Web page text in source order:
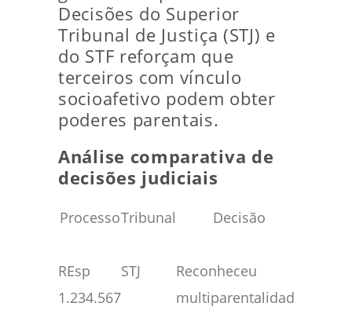
Decisões do Superior
Tribunal de Justiça (STJ) e
do STF reforçam que
terceiros com vínculo
socioafetivo podem obter
poderes parentais.
Análise comparativa de
decisões judiciais
ProcessoTribunal Decisão
REsp
1.234.567
STJ
Reconheceu
multiparentalidade